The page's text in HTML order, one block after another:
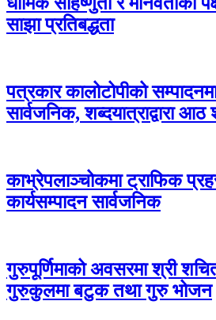
साझा प्रतिबद्धता
पत्रकार कालोटोपीको
सार्वजनिक, शब्दयात्राद्वारा आठ
काभ्रेपलाञ्चोकमा ट्राफिक
कार्यसम्पादन सार्वजनिक
गुरुपूर्णिमाको अवसरमा श्री
गुरुकुलमा बटुक तथा गुरु भोजन